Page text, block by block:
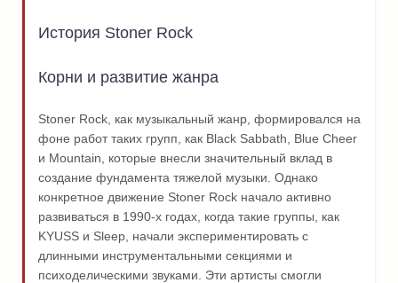
История Stoner Rock
Корни и развитие жанра
Stoner Rock, как музыкальный жанр, формировался на
фоне работ таких групп, как Black Sabbath, Blue Cheer
и Mountain, которые внесли значительный вклад в
создание фундамента тяжелой музыки. Однако
конкретное движение Stoner Rock начало активно
развиваться в 1990-х годах, когда такие группы, как
KYUSS и Sleep, начали экспериментировать с
длинными инструментальными секциями и
психоделическими звуками. Эти артисты смогли